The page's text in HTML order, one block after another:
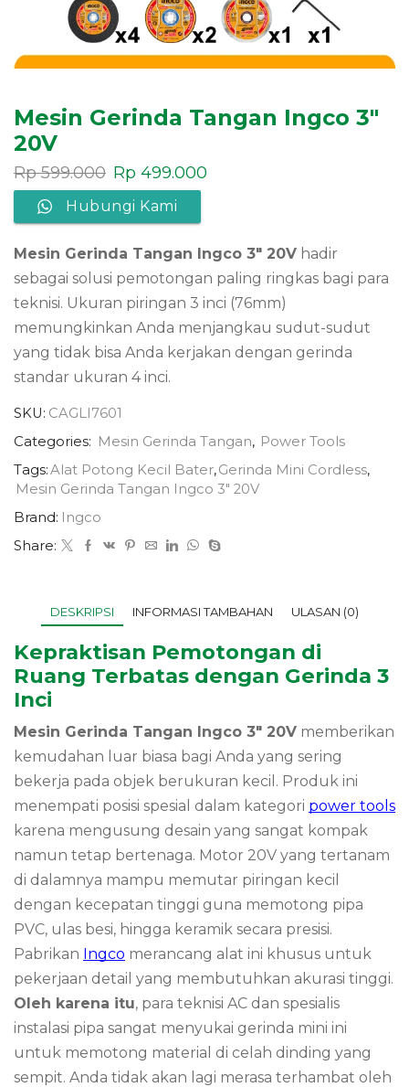
Mesin Gerinda Tangan Ingco 3″
20V
Rp599.000 Rp 499.000
Hubungi Kami
Mesin Gerinda Tangan Ingco 3″ 20V hadir
sebagai solusi pemotongan paling ringkas bagi para
teknisi. Ukuran piringan 3 inci (76mm)
memungkinkan Anda menjangkau sudut-sudut
yang tidak bisa Anda kerjakan dengan gerinda
standar ukuran 4 inci.
SKU: CAGLI7601
Categories: Mesin Gerinda Tangan, Power Tools
Tags:Alat Potong Kecil Bater,Gerinda Mini Cordless,
Mesin Gerinda Tangan Ingco 3" 20V
Brand: Ingco
Share:
DESKRIPSI INFORMASI TAMBAHAN ULASAN (0)
Kepraktisan Pemotongan di
Ruang Terbatas dengan Gerinda 3
Inci
Mesin Gerinda Tangan Ingco 3″ 20V memberikan
kemudahan luar biasa bagi Anda yang sering
bekerja pada objek berukuran kecil. Produk ini
menempati posisi spesial dalam kategori power tools
karena mengusung desain yang sangat kompak
namun tetap bertenaga. Motor 20V yang tertanam
di dalamnya mampu memutar piringan kecil
dengan kecepatan tinggi guna memotong pipa
PVC, ulas besi, hingga keramik secara presisi.
Pabrikan Ingco merancang alat ini khusus untuk
pekerjaan detail yang membutuhkan akurasi tinggi.
Oleh karena itu, para teknisi AC dan spesialis
instalasi pipa sangat menyukai gerinda mini ini
untuk memotong material di celah dinding yang
sempit. Anda tidak akan lagi merasa terhambat oleh